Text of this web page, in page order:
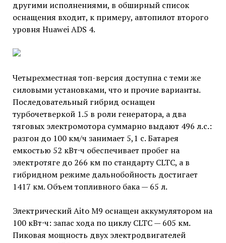
другими исполнениями, в обширный список
оснащения входит, к примеру, автопилот второго
уровня Huawei ADS 4.
Четырехместная топ-версия доступна с теми же
силовыми установками, что и прочие варианты.
Последовательный гибрид оснащен
турбочетверкой 1.5 в роли генератора, а два
тяговых электромотора суммарно выдают 496 л.с.:
разгон до 100 км/ч занимает 5,1 с. Батарея
емкостью 52 кВт⋅ч обеспечивает пробег на
электротяге до 266 км по стандарту CLTC, а в
гибридном режиме дальнобойность достигает
1417 км. Объем топливного бака — 65 л.
Электрический Aito M9 оснащен аккумулятором на
100 кВт⋅ч: запас хода по циклу CLTC — 605 км.
Пиковая мощность двух электродвигателей